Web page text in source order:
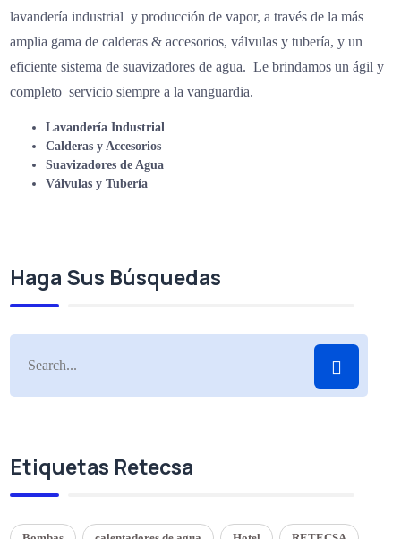
lavandería industrial y producción de vapor, a través de la más
amplia gama de calderas & accesorios, válvulas y tubería, y un
eficiente sistema de suavizadores de agua. Le brindamos un ágil y
completo servicio siempre a la vanguardia.
Lavandería Industrial
Calderas y Accesorios
Suavizadores de Agua
Válvulas y Tubería
Haga Sus Búsquedas
Etiquetas Retecsa